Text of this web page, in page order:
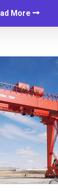
More